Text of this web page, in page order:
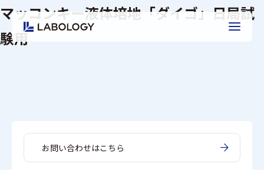
マッコンキー液体培地「ダイゴ」日局試
験用
お問い合わせはこちら